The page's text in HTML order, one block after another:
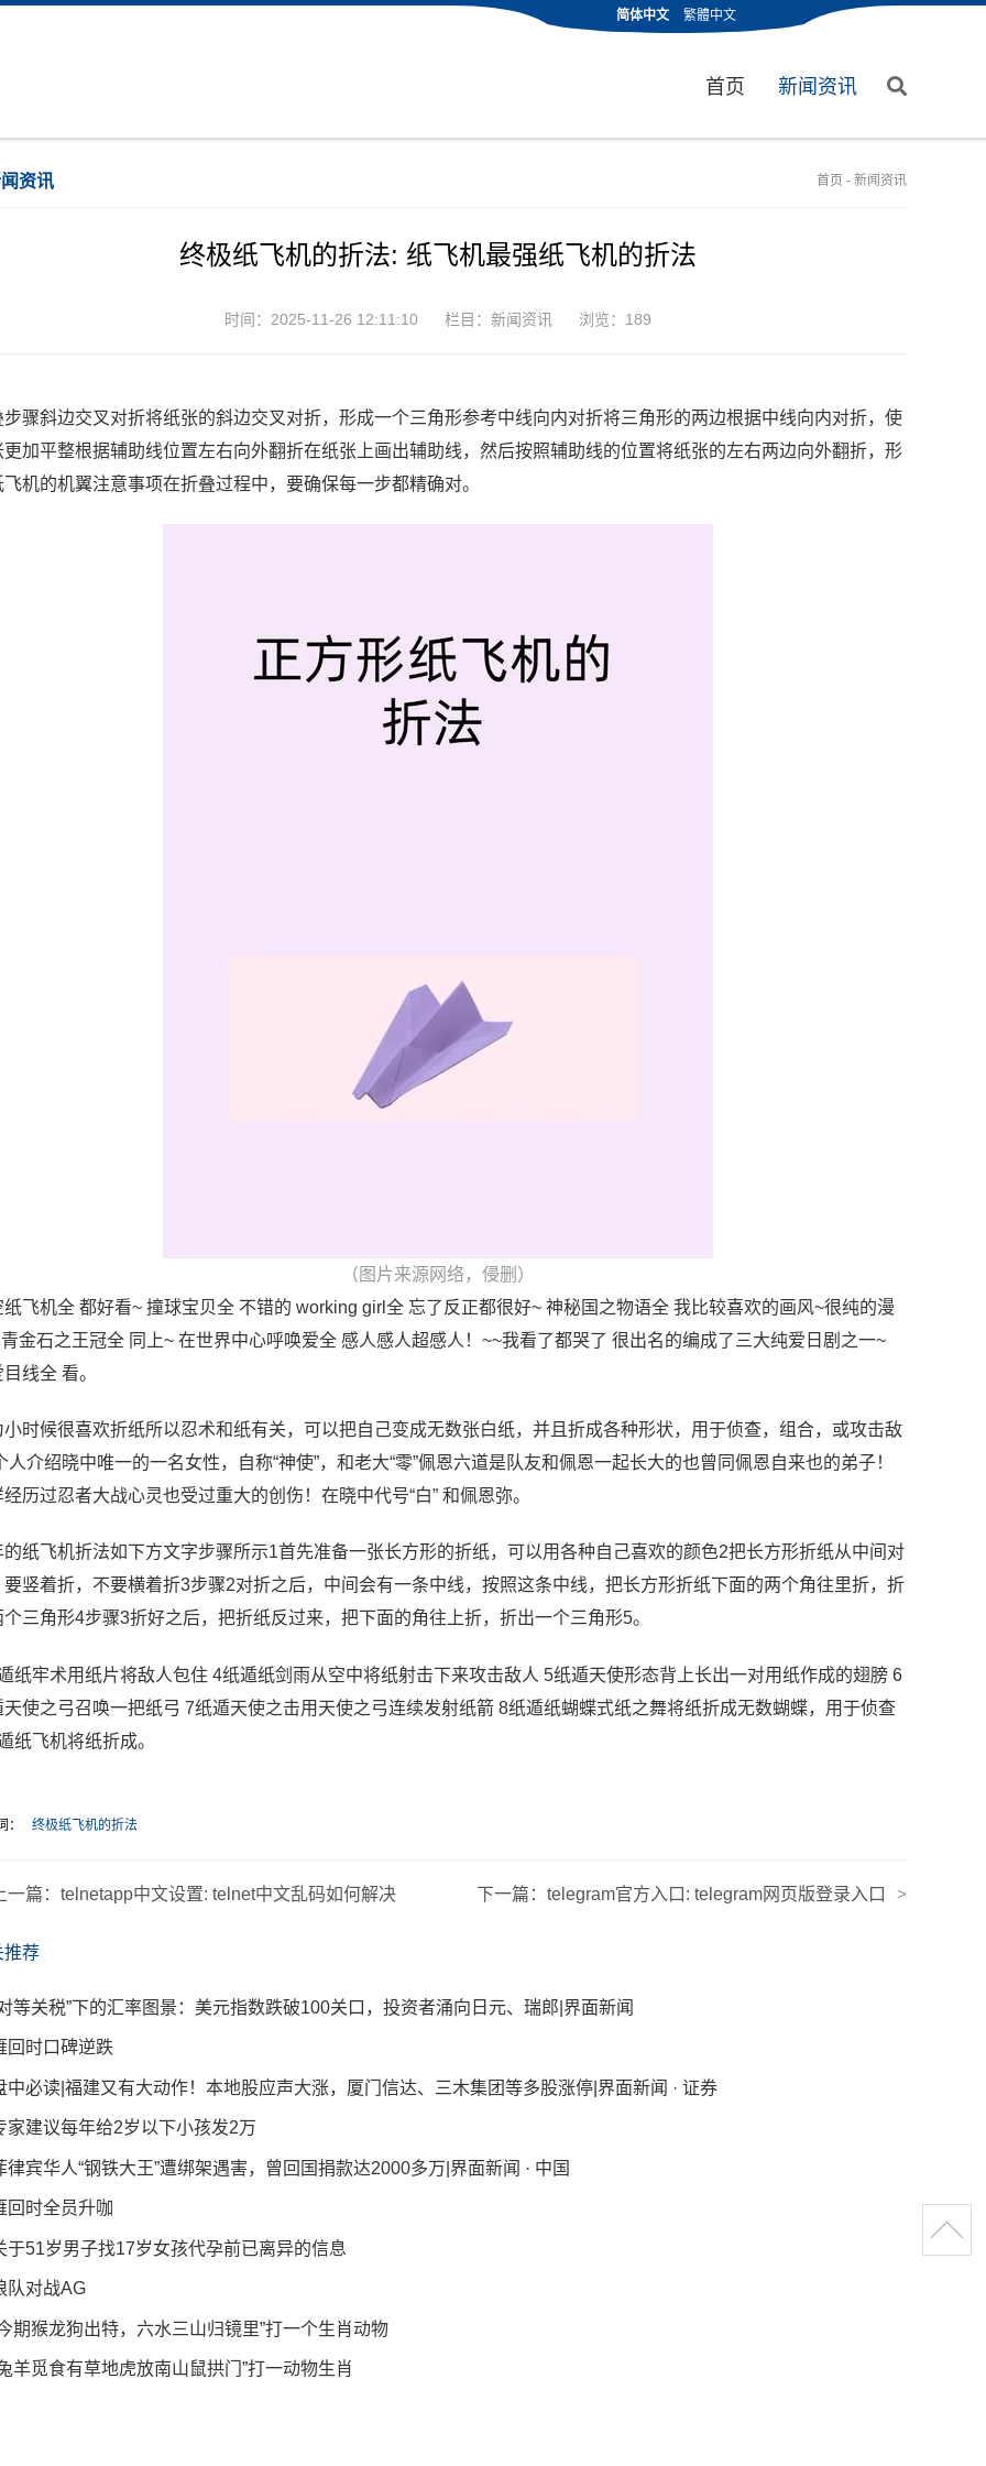
简体中文 繁體中文
首页 新闻资讯
资讯 首页 - 新闻资讯
终极纸飞机的折法: 纸飞机最强纸飞机的折法
时间：2025-11-26 12:11:10 栏目： 新闻资讯 浏览：189
步骤斜边交叉对折将纸张的斜边交叉对折，形成一个三角形参考中线向内对折将三角形的两边根据中线向内对折，使
更加平整根据辅助线位置左右向外翻折在纸张上画出辅助线，然后按照辅助线的位置将纸张的左右两边向外翻折，形
飞机的机翼注意事项在折叠过程中，要确保每一步都精确对。
（图片来源网络，侵删）
纸飞机全 都好看~ 撞球宝贝全 不错的 working girl全 忘了反正都很好~ 神秘国之物语全 我比较喜欢的画风~很纯的漫
金石之王冠全 同上~ 在世界中心呼唤爱全 感人感人超感人！~~我看了都哭了 很出名的编成了三大纯爱日剧之一~
线全 看。
小时候很喜欢折纸所以忍术和纸有关，可以把自己变成无数张白纸，并且折成各种形状，用于侦查，组合，或攻击敌
人介绍晓中唯一的一名女性，自称“神使”，和老大“零”佩恩六道是队友和佩恩一起长大的也曾同佩恩自来也的弟子！
经历过忍者大战心灵也受过重大的创伤！在晓中代号“白” 和佩恩弥。
的纸飞机折法如下方文字步骤所示1首先准备一张长方形的折纸，可以用各种自己喜欢的颜色2把长方形折纸从中间对
要竖着折，不要横着折3步骤2对折之后，中间会有一条中线，按照这条中线，把长方形折纸下面的两个角往里折，折
个三角形4步骤3折好之后，把折纸反过来，把下面的角往上折，折出一个三角形5。
纸牢术用纸片将敌人包住 4纸遁纸剑雨从空中将纸射击下来攻击敌人 5纸遁天使形态背上长出一对用纸作成的翅膀 6
天使之弓召唤一把纸弓 7纸遁天使之击用天使之弓连续发射纸箭 8纸遁纸蝴蝶式纸之舞将纸折成无数蝴蝶，用于侦查
纸飞机将纸折成。
： 终极纸飞机的折法
上一篇： telnetapp中文设置: telnet中文乱码如何解决 >
下一篇： telegram官方入口: telegram网页版登录入口
推荐
等关税”下的汇率图景：美元指数跌破100关口，投资者涌向日元、瑞郎|界面新闻
回时口碑逆跌
中必读|福建又有大动作！本地股应声大涨，厦门信达、三木集团等多股涨停|界面新闻 · 证券
家建议每年给2岁以下小孩发2万
律宾华人“钢铁大王”遭绑架遇害，曾回国捐款达2000多万|界面新闻 · 中国
回时全员升咖
于51岁男子找17岁女孩代孕前已离异的信息
队对战AG
期猴龙狗出特，六水三山归镜里”打一个生肖动物
羊觅食有草地虎放南山鼠拱门”打一动物生肖